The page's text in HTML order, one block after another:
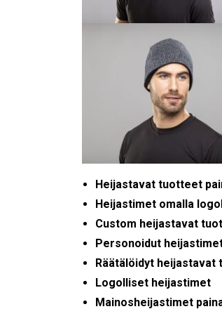
Heijastavat tuotteet
Heijastimet omalla
Custom heijastavat
Personoidut
Räätälöidyt
Logolliset heijastimet
Mainosheijastimet